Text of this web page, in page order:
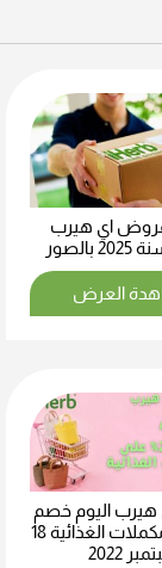
اي هيرب
بالصور
العرض
اليوم خصم
26% على مكملات الغذائية 18
2022